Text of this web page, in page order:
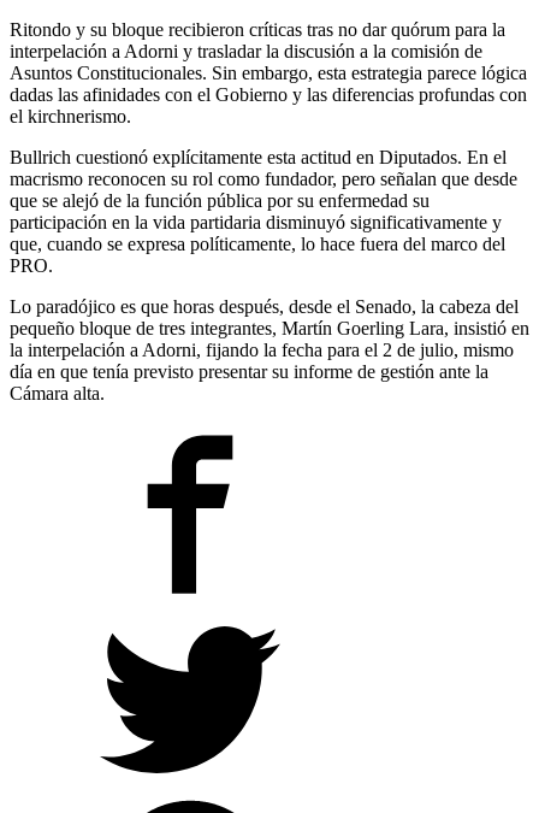
Ritondo y su bloque recibieron críticas tras no dar quórum para la
interpelación a Adorni y trasladar la discusión a la comisión de
Asuntos Constitucionales. Sin embargo, esta estrategia parece lógica
dadas las afinidades con el Gobierno y las diferencias profundas con
el kirchnerismo.
Bullrich cuestionó explícitamente esta actitud en Diputados. En el
macrismo reconocen su rol como fundador, pero señalan que desde
que se alejó de la función pública por su enfermedad su
participación en la vida partidaria disminuyó significativamente y
que, cuando se expresa políticamente, lo hace fuera del marco del
PRO.
Lo paradójico es que horas después, desde el Senado, la cabeza del
pequeño bloque de tres integrantes, Martín Goerling Lara, insistió en
la interpelación a Adorni, fijando la fecha para el 2 de julio, mismo
día en que tenía previsto presentar su informe de gestión ante la
Cámara alta.